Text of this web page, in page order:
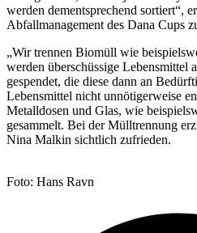
werden dementsprechend sortiert“,
Abfallmanagement des Dana Cups
„Wir trennen Biomüll wie
werden überschüssige Lebensmittel
gespendet, die diese dann an
Lebensmittel nicht unnötigerweise
Metalldosen und Glas, wie
gesammelt. Bei der Mülltrennung
Nina Malkin sichtlich zufrieden.
Foto: Hans Ravn